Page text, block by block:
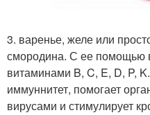
3. варенье, желе или
смородина. С ее помощью
витаминами B, C, E, D, P,
иммуннитет, помогает
вирусами и стимулирует